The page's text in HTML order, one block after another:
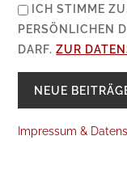
ICH STIMME
PERSÖNLICHEN
DARF.ZUR
Impressum &